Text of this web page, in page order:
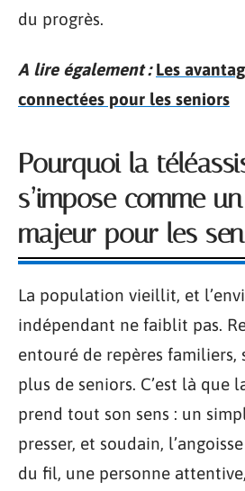
du progrès.
A lire également : Les
connectées pour les seniors
Pourquoi la
s’impose comme
majeur pour les
La population vieillit, et
indépendant ne faiblit pas.
entouré de repères familiers,
plus de seniors. C’est là que
prend tout son sens : un
presser, et soudain,
du fil, une personne